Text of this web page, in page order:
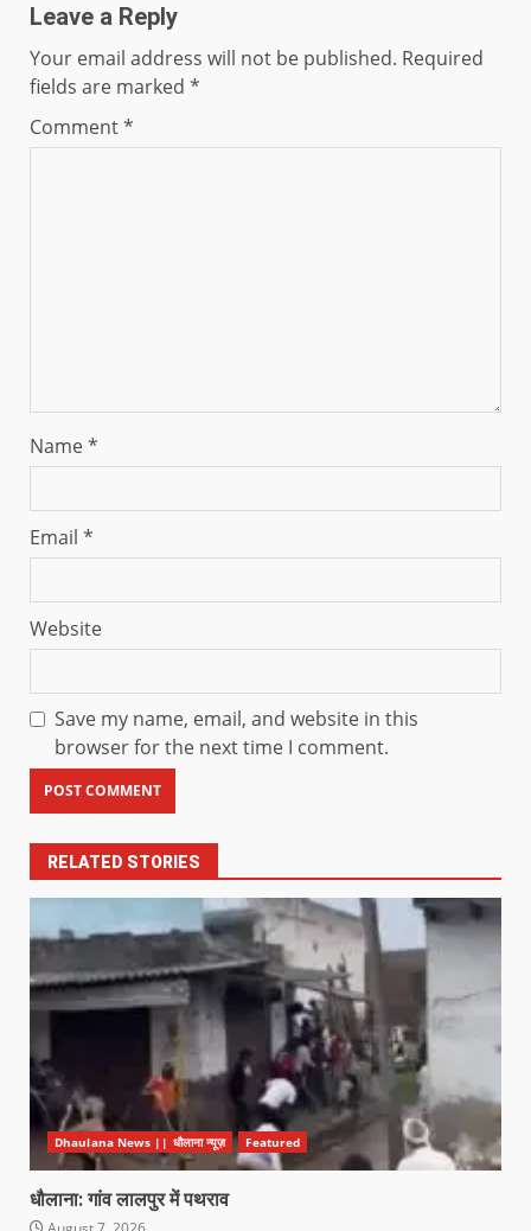
Leave a Reply
Your email address will not be published. Required
fields are marked *
Comment*
Name*
Email *
Website
Save my name, email, and website in this
browser for the next time I comment.
RELATED STORIES
Dhaulana News || धौलाना न्यूज़ Featured
धौलाना: गांव लालपुर में पथराव